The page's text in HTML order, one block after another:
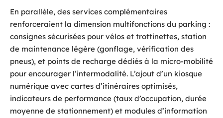
En parallèle, des services complémentaires
renforceraient la dimension multifonctions du parking :
consignes sécurisées pour vélos et trottinettes, station
de maintenance légère (gonflage, vérification des
pneus), et points de recharge dédiés à la micro-mobilité
pour encourager l’intermodalité. L’ajout d’un kiosque
numérique avec cartes d’itinéraires optimisés,
indicateurs de performance (taux d’occupation, durée
moyenne de stationnement) et modules d’information